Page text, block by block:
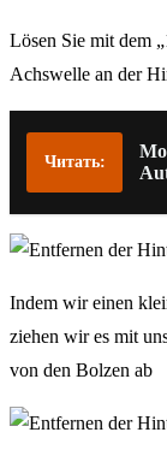
Lösen Sie mit dem
Achswelle an der
Читать:
Indem wir einen
ziehen wir es mit
von den Bolzen ab